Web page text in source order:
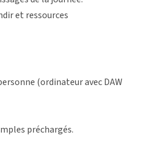
et ressources
(ordinateur avec DAW
préchargés.